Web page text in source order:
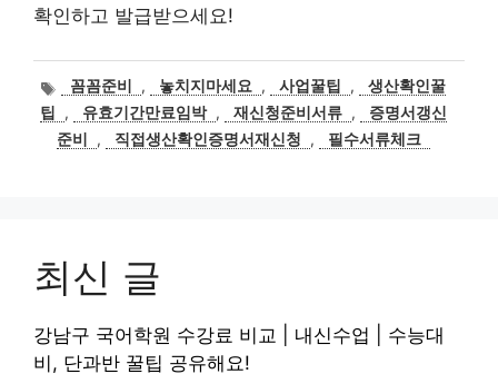
확인하고 발급받으세요!
태꼼꼼준비 , 놓치지마세요 , 사업꿀팁 ,
생산확인꿀
팁
, 유효기간만료임박 , 재신청준비서류 ,
증명서갱신
준비
, 직접생산확인증명서재신청 , 필수서류체크
최신 글
강남구 국어학원 수강료 비교 | 내신수업 | 수능대
비, 단과반 꿀팁 공유해요!